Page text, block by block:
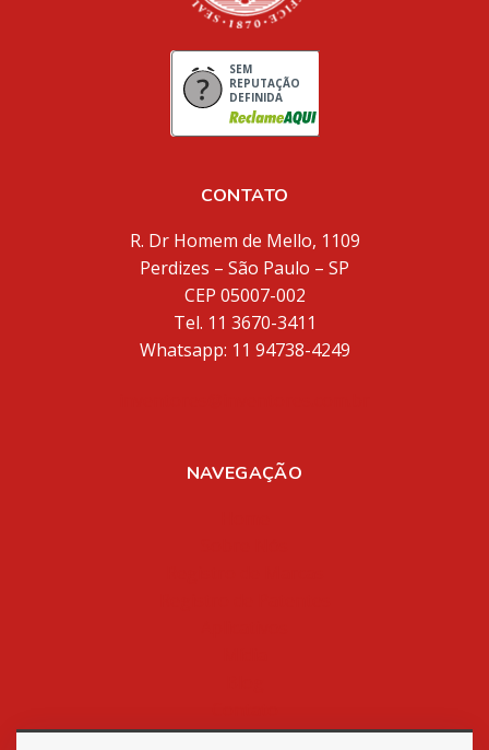
SEM
REPUTAÇÃO
DEFINIDA
CONTATO
R. Dr Homem de Mello, 1109
Perdizes – São Paulo – SP
CEP 05007-002
Tel. 11 3670-3411
Whatsapp: 11 94738-4249
NAVEGAÇÃO
Política de Privacidade